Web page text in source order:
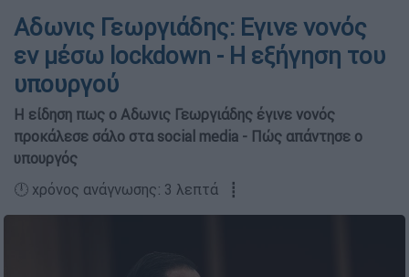
Αδωνις Γεωργιάδης: Εγινε νονός
εν μέσω lockdown - Η εξήγηση του
υπουργού
Η είδηση πως ο Αδωνις Γεωργιάδης έγινε νονός
προκάλεσε σάλο στα social media - Πώς απάντησε ο
υπουργός
🕛 χρόνος ανάγνωσης: 3 λεπτά ┋